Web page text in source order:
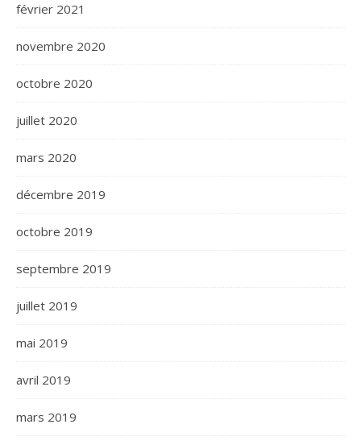
février 2021
novembre 2020
octobre 2020
juillet 2020
mars 2020
décembre 2019
octobre 2019
septembre 2019
juillet 2019
mai 2019
avril 2019
mars 2019